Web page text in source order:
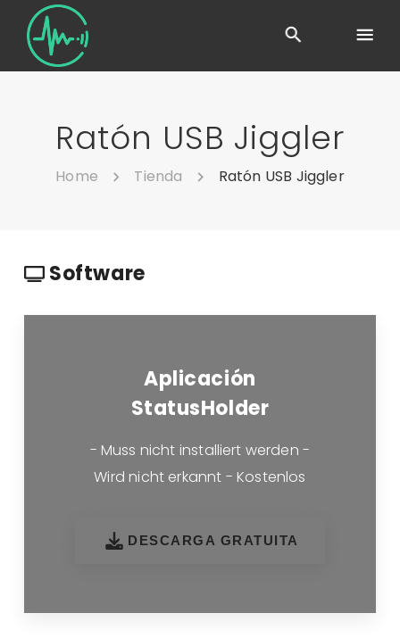
Ratón USB Jiggler
Home Tienda Ratón USB Jiggler
Software
Aplicación
StatusHolder
- Muss nicht installiert werden -
Wird nicht erkannt - Kostenlos
DESCARGA GRATUITA